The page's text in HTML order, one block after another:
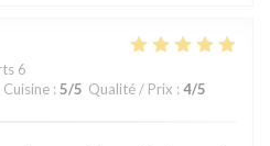
6
Cuisine : 5/5 Qualité / Prix : 4/5